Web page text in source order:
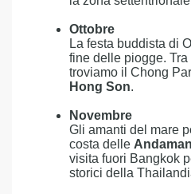
Ottobre
La festa buddista di
fine delle piogge.
troviamo il Chong
Hong Son.
Novembre
Gli amanti del mare
costa delle
visita fuori Bangkok
storici della